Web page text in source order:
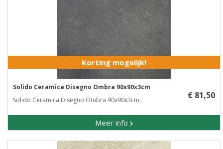
Korting mogelijk!
Solido Ceramica Disegno Ombra 90x90x3cm
Solido Ceramica Disegno Ombra 90x90x3cm..
Meer info
€ 81,50